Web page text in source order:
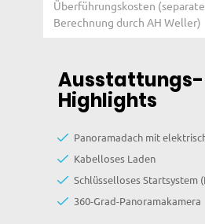
Überführungskosten (separate
Berechnung durch AH Weller)
Ausstattungs-
Highlights
Panoramadach mit
Kabelloses Laden
Schlüsselloses Startsystem
360-Grad-Panoramakamera